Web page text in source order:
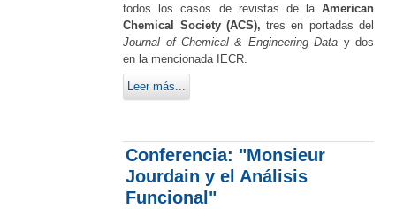
todos los casos de revistas de la American
Chemical Society (ACS), tres en portadas del
Journal of Chemical & Engineering Data y dos
en la mencionada IECR.
Leer más...
Conferencia: "Monsieur
Jourdain y el Análisis
Funcional"